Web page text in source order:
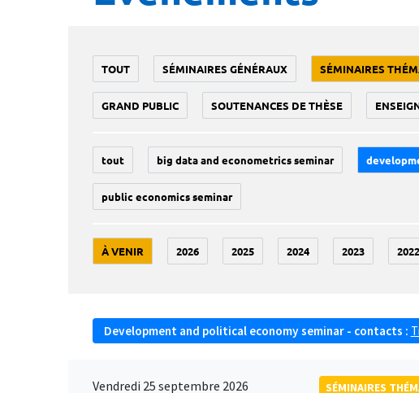
TOUT SÉMINAIRES GÉNÉRAUX SÉMINAIRES
GRAND PUBLIC SOUTENANCES DE THÈSE
tout big data and econometrics seminar
public economics seminar
À VENIR 2026 2025 2024 2023 2022
Development and political economy seminar - contacts :
Vendredi 25 septembre 2026
SÉMINAIRES